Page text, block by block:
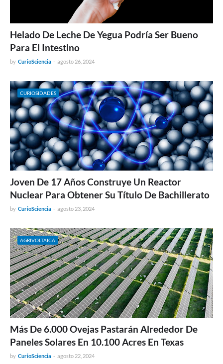
Helado De Leche De Yegua Podría Ser Bueno
Para El Intestino
by CurioSciencia - agosto 26, 2024
CURIOSIDADES
Joven De 17 Años Construye Un Reactor
Nuclear Para Obtener Su Título De Bachillerato
by CurioSciencia - agosto 23, 2024
AGRIVOLTAICA
Más De 6.000 Ovejas Pastarán Alrededor De
Paneles Solares En 10.100 Acres En Texas
by CurioSciencia - agosto 22, 2024